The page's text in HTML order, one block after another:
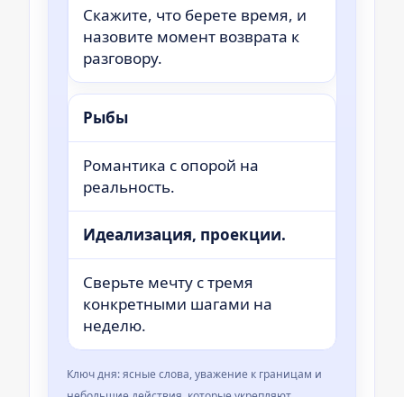
Скажите, что берете время, и
назовите момент возврата к
разговору.
Рыбы
Романтика с опорой на
реальность.
Идеализация, проекции.
Сверьте мечту с тремя
конкретными шагами на
неделю.
Ключ дня: ясные слова, уважение к границам и